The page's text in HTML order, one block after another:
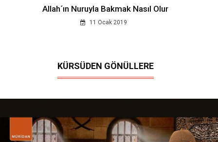
Allah´ın Nuruyla Bakmak Nasıl Olur
11 Ocak 2019
KÜRSÜDEN GÖNÜLLERE